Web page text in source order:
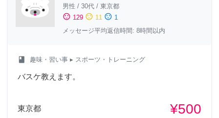
男性 / 30代 / 東京都
sentiment_satisfied 129 sentiment_neutral 11 sentiment_dissatisfied 1
メッセージ平均返信時間: 8時間以内
class 趣味・習い事 ▸ スポーツ・トレーニング
バスケ教えます。
東京都 ¥500